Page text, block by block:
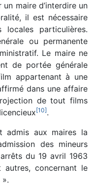
maire d’interdire un
il est nécessaire
locales particulières.
ou permanente
Le maire ne
de portée générale
appartenant à une
dans une affaire
de tout films
[10].
admis aux maires la
des mineurs
du 19 avril 1963
concernant le